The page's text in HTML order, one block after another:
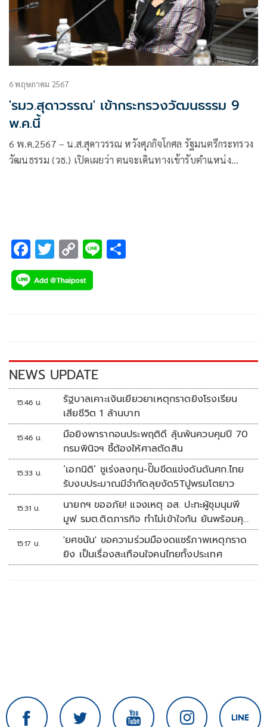
6 พฤษภาคม 2567
'รมว.สุดาวรรณ' เข้ากระทรวงวัฒนธรรม 9
พ.ค.นี้
6 พ.ค.2567 – น.ส.สุดาวรรณ หวังศุภกิจโกศล รัฐมนตรีกระทรวง
วัฒนธรรม (วธ.) เปิดเผยว่า ตนจะเดินทางเข้ารับตำแหน่ง
F
ac
e
k
T
wi
tt
C
o
p
k
Li
NEWS UPDATE
15:46 น.
รัฐบาลเคาะเงินเยียวยาเหตุกราดยิงโรงเรียน
เสียชีวิต 1 ล้านบาท
15:46 น.
มือยิงพารากอนประพฤติดี ลุ้นพ้นควบคุมปี 70
กรมพินิจฯ ชี้ต้องให้ศาลตัดสิน
15:33 น.
‘เอกนิติ’ ชูเร่งลงทุน-ปั๊มขีดแข่งดันดันศก.ไทย
รับงบประมาณมีจำกัดลุยงัด5Tปูพรมโตยาว
15:31 น.
นายกฯ ขออภัย! แจงเหตุ อส. ปะทะผู้ชุมนุมพี
มูฟ รมต.ติดภารกิจ ทำไม่เข้าใจกัน ยันพร้อมคุย
หาทางออก
15:17 น.
'ยศชนัน' ขอความร่วมมืองดแชร์ภาพเหตุกราด
ยิง เป็นเรื่องสะเทือนใจคนไทยทั้งประเทศ